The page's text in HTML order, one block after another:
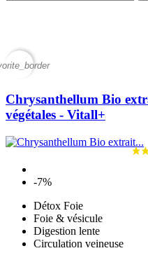
Chrysanthellum Bio
végétales - Vitall+
-7%
Détox Foie
Foie & vésicule
Digestion lente
Circulation veineuse